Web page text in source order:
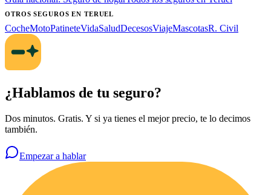
OTROS SEGUROSEN TERUEL
CocheMotoPatineteVidaSaludDecesosViajeMascotasR. Civil
¿Hablamos de tu seguro?
Dos minutos. Gratis. Y si ya tienes el mejor precio, te lo decimos
también.
Empezar a hablar